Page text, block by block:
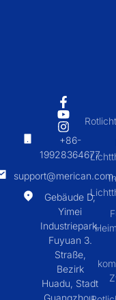
+86-
19928364677
Gebäude D,
Yimei
Industriepark,
Fuyuan 3.
Straße,
Bezirk
Huadu, Stadt
Guangzhou,